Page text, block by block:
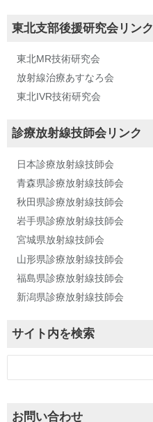
東北支部後援研究会リンク
東北MR技術研究会
放射線治療あすなろ会
東北IVR技術研究会
診療放射線技師会リンク
日本診療放射線技師会
青森県診療放射線技師会
秋田県診療放射線技師会
岩手県診療放射線技師会
宮城県放射線技師会
山形県診療放射線技師会
福島県診療放射線技師会
新潟県診療放射線技師会
サイト内を検索
お問い合わせ